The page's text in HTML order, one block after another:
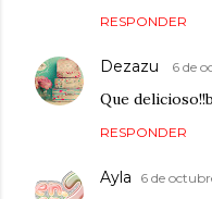
RESPONDER
Dezazu 6 de
Que
RESPONDER
Ayla 6 de